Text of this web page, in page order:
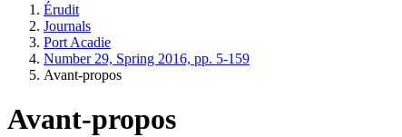
Érudit
Journals
Port Acadie
Number 29, Spring 2016, pp. 5-159
Avant-propos
Avant-propos